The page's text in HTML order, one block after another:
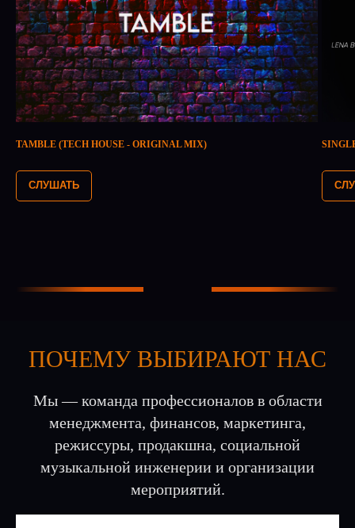
TAMBLE (TECH HOUSE - ORIGINAL MIX)
СЛУШАТЬ
ПОЧЕМУ ВЫБИРАЮТ НАС
Мы — команда профессионалов в области
менеджмента, финансов, маркетинга,
режиссуры, продакшна, социальной
музыкальной инженерии и организации
мероприятий.